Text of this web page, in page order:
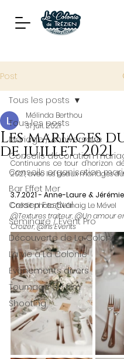
Post
Tous les posts
Mariage / Anniversaire
Conseils décoration
Conseils organisation
Bar Effet Mer
Corsen Festival
Séminaire / Event Pro
Découverte de La Colonie
La vie à La Colonie
Évènements divers
Tournage de film
Shooting
Tous les posts
Les mariages
de juillet 2021
Mélinda Berthou
31 juil. 2021
Continuons ce tour d'horizon
2021, avec les beaux mariages
3.7.2021 - Anne-Laure & Jérémie
Crédit photo @Lénaig Le Mével
@Textures traiteur, @Un amour
Croizer, @Iris Events